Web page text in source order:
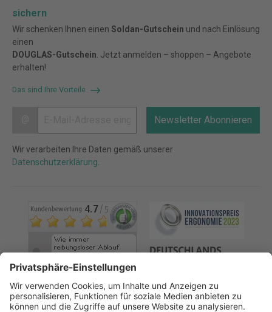
sichern
Wir schenken Ihnen einen Soldan-Gutschein und nach Einlösung
einen
DOUGLAS-Gutschein . Jetzt anmelden – shoppen – Angebote
erhalten!
Das sind Ihre Vorteile
Newsletter Abonnieren
Wir verarbeiten Ihre Daten gemäß unserer
Datenschutzerklärung